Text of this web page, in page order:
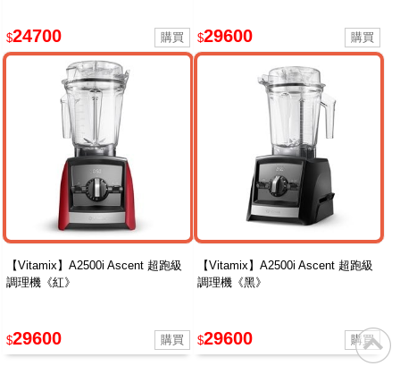
$24700 $29600
【Vitamix】A2500i Ascent 超跑級
調理機《紅》
$29600
【Vitamix】A2500i Ascent 超跑級
調理機《黑》
$29600